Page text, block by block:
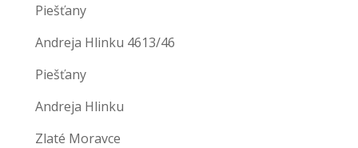
Piešťany
Andreja Hlinku 4613/46
Piešťany
Andreja Hlinku
Zlaté Moravce